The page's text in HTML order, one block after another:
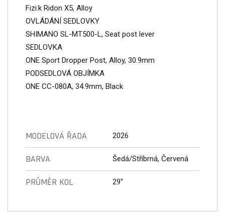
Fizi:k Ridon X5, Alloy
OVLÁDÁNÍ SEDLOVKY
SHIMANO SL-MT500-L, Seat post lever
SEDLOVKA
ONE Sport Dropper Post, Alloy, 30.9mm
PODSEDLOVÁ OBJÍMKA
ONE CC-080A, 34.9mm, Black
MODELOVÁ ŘADA 2026
BARVA Šedá/Stříbrná, Červená
PRŮMĚR KOL 29"